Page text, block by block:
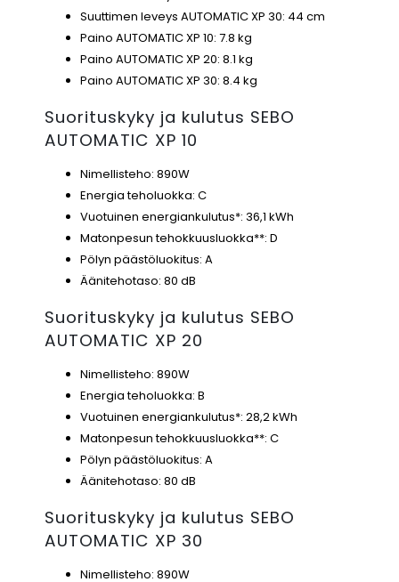
Suuttimen leveys AUTOMATIC XP 30: 44 cm
Paino AUTOMATIC XP 10: 7.8 kg
Paino AUTOMATIC XP 20: 8.1 kg
Paino AUTOMATIC XP 30: 8.4 kg
Suorituskyky ja kulutus SEBO
AUTOMATIC XP 10
Nimellisteho: 890W
Energia teholuokka: C
Vuotuinen energiankulutus*: 36,1 kWh
Matonpesun tehokkuusluokka**: D
Pölyn päästöluokitus: A
Äänitehotaso: 80 dB
Suorituskyky ja kulutus SEBO
AUTOMATIC XP 20
Nimellisteho: 890W
Energia teholuokka: B
Vuotuinen energiankulutus*: 28,2 kWh
Matonpesun tehokkuusluokka**: C
Pölyn päästöluokitus: A
Äänitehotaso: 80 dB
Suorituskyky ja kulutus SEBO
AUTOMATIC XP 30
Nimellisteho: 890W